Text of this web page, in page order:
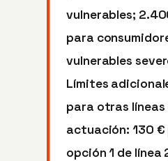
vulnerables;
para
vulnerables
Límites
para otras líneas
actuación: 130 €
opción 1 de línea